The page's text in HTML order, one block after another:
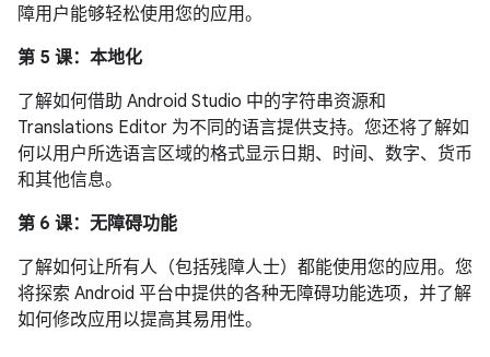
障用户能够轻松使用您的应用。
第 5 课：本地化
了解如何借助 Android Studio 中的字符串资源和
Translations Editor 为不同的语言提供支持。您还将了解如
何以用户所选语言区域的格式显示日期、时间、数字、货币
和其他信息。
第 6 课：无障碍功能
了解如何让所有人（包括残障人士）都能使用您的应用。您
将探索 Android 平台中提供的各种无障碍功能选项，并了解
如何修改应用以提高其易用性。